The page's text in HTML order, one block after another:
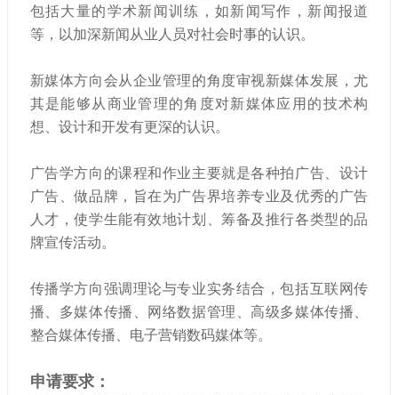
包括大量的学术新闻训练，如新闻写作，新闻报道
等，以加深新闻从业人员对社会时事的认识。
新媒体方向会从企业管理的角度审视新媒体发展，尤
其是能够从商业管理的角度对新媒体应用的技术构
想、设计和开发有更深的认识。
广告学方向的课程和作业主要就是各种拍广告、设计
广告、做品牌，旨在为广告界培养专业及优秀的广告
人才，使学生能有效地计划、筹备及推行各类型的品
牌宣传活动。
传播学方向强调理论与专业实务结合，包括互联网传
播、多媒体传播、网络数据管理、高级多媒体传播、
整合媒体传播、电子营销数码媒体等。
申请要求：